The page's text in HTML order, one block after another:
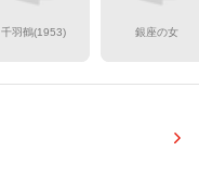
千羽鶴(1953) 銀座の女